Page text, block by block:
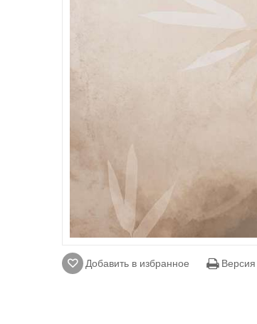
Добавить в избранное Версия